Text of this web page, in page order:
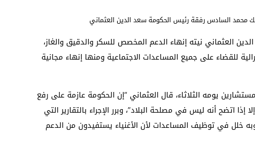
محمد السادس رفقة رئيس الحكومة سعد الدين العثماني
العثماني نيته إنهاء الدعم المخصص للسكر والدقيق والغاز،
للقضاء على جميع المساعدات الاجتماعية ومنها إنهاء مجانية
يومه الثلاثاء، قال العثماني “إن الحكومة عازمة على رفع
إذا اتضح أنه ليس في مصلحة البلاد”، وبرر الإجراء بالتقارير التي
خلل في توظيف المساعدات لأن الأغنياء يستفيدون من الدعم